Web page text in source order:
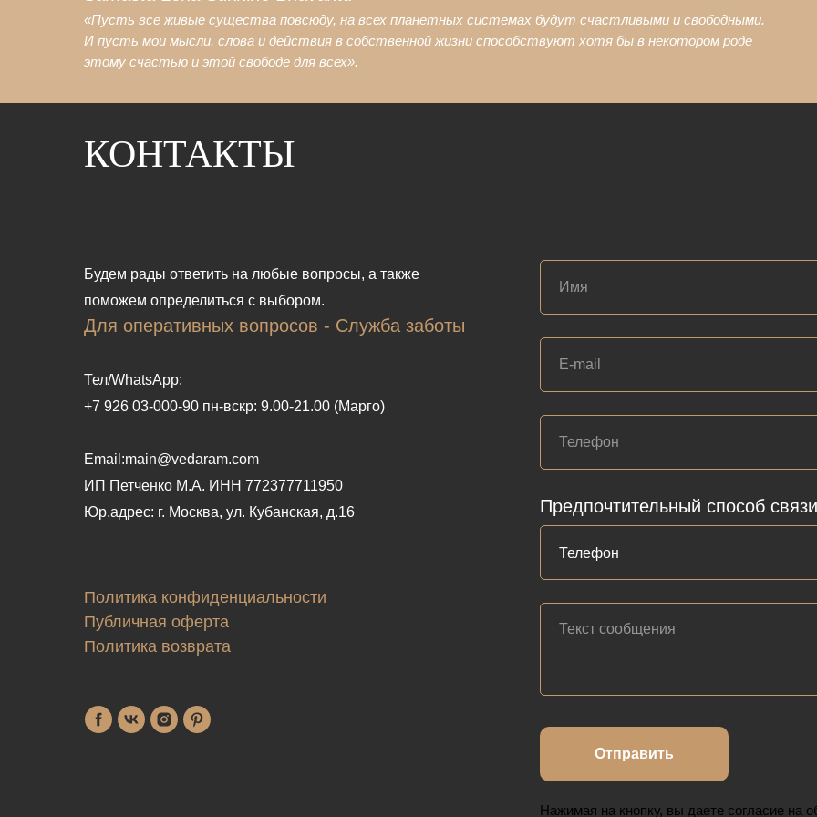
«Пусть все живые существа повсюду, на всех планетных системах будут счастливыми и свободными.
И пусть мои мысли, слова и действия в собственной жизни способствуют хотя бы в некотором роде
этому счастью и этой свободе для всех».
КОНТАКТЫ
Будем рады ответить на любые вопросы, а также
поможем определиться с выбором.
Для оперативных вопросов - Служба заботы
Тел/WhatsApp:
+7 926 03-000-90 пн-вскр: 9.00-21.00 (Марго)
Email:main@vedaram.com
ИП Петченко М.А. ИНН 772377711950
Юр.адрес: г. Москва, ул. Кубанская, д.16
Политика конфиденциальности
Публичная оферта
Политика возврата
Предпочтительный способ связи
Отправить
Нажимая на кнопку, вы даете согласие на